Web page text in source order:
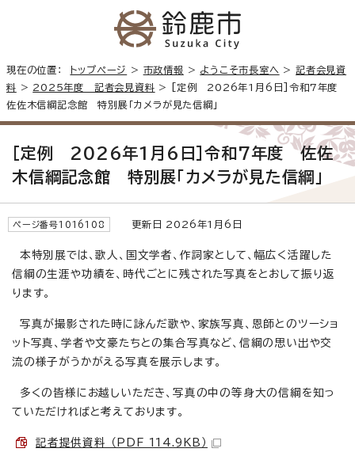
現在の位置： トップページ > 市政情報 > ようこそ市長室へ >記者会見資
料 > 2025年度 記者会見資料 > [定例 2026年1月6日]令和7年度
佐佐木信綱記念館 特別展「カメラが見た信綱」
[定例 2026年1月6日]令和7年度 佐佐
木信綱記念館 特別展「カメラが見た信綱」
ページ番号1016108 更新日 2026年1月6日
本特別展では、歌人、国文学者、作詞家として、幅広く活躍した
信綱の生涯や功績を、時代ごとに残された写真をとおして振り返
ります。
写真が撮影された時に詠んだ歌や、家族写真、恩師とのツーショ
ット写真、学者や文豪たちとの集合写真など、信綱の思い出や交
流の様子がうかがえる写真を展示します。
多くの皆様にお越しいただき、写真の中の等身大の信綱を知っ
ていただければと考えております。
記者提供資料 （PDF 114.9KB）